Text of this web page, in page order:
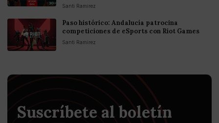
Santi Ramirez
Paso histórico: Andalucía patrocina
competiciones de eSports con Riot Games
Santi Ramirez
Suscríbete al boletín